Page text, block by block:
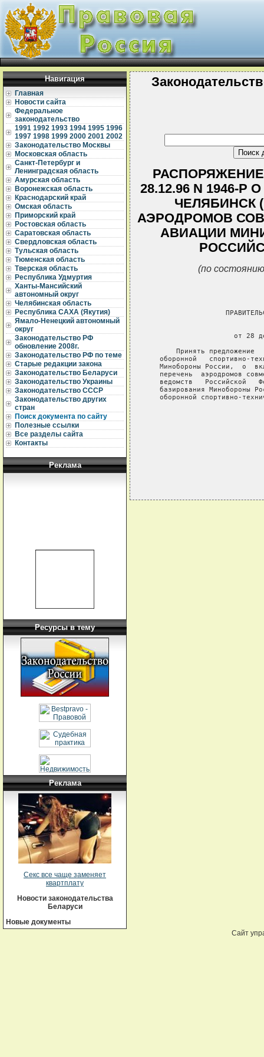
Навигация
Главная
Новости сайта
Федеральное
законодательство
1991 1992 1993 1994 1995 1996
1997 1998 1999 2000 2001 2002
Законодательство Москвы
Московская область
Санкт-Петербург и
Ленинградская область
Амурская область
Воронежская область
Краснодарский край
Омская область
Приморский край
Ростовская область
Саратовская область
Свердловская область
Тульская область
Тюменская область
Тверская область
Республика Удмуртия
Ханты-Мансийский
автономный округ
Челябинская область
Республика САХА (Якутия)
Ямало-Ненецкий автономный
округ
Законодательство РФ
обновление 2008г.
Законодательство РФ по теме
Старые редакции закона
Законодательство Беларуси
Законодательство Украины
Законодательство СССР
Законодательство других
стран
Поиск документа по сайту
Полезные ссылки
Все разделы сайта
Контакты
Реклама
Ресурсы в тему
Реклама
Секс все чаще заменяет
квартплату
Новости законодательства
Беларуси
Новые документы
28.12.96 N 1946-
ЧЕЛЯБИНСК
АЭРОДРОМОВ
АВИАЦИИ
(по
от 28
Принять предложение
оборонной   спортивно-
Минобороны России,  о
перечень  аэродромов
ведомств   Российской
базирования Минобороны
оборонной спортивно-
Сайт